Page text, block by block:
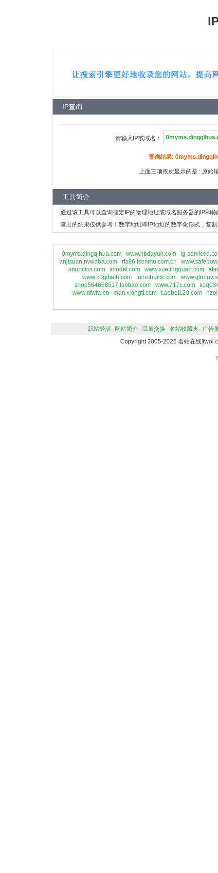
IP查询
请输入IP或域名：
查询结果:
上面三项依次显示的是 : 原始
工具简介
通过该工具可以查询指定IP的物理地址或域名服务器的IP和
查出的结果仅供参考！数字地址即IP地址的数字化形式，复
0myms.dingqihua.com www.hbdayun.com
lg-
anjisuan.nvwaba.com
rfa86.isenmu.com.cn
anuncios.com
imodel.com www.xuejingguan.com
www.cogibath.com
turbobuick.com
shop564668517.taobao.com
www.717c.com
www.dfwlw.cn
man.xiongti.com t.aobei120.com
新站登录--网站简介--流量交换--名站收藏夹--广告
Copyright 2005-2026 名站在线